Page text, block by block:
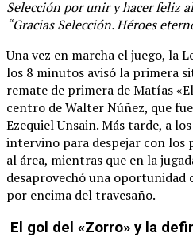
Selección por unir y hacer feliz
“Gracias Selección. Héroes
Una vez en marcha el juego, la
los 8 minutos avisó la primera
remate de primera de Matías
centro de Walter Núñez, que
Ezequiel Unsain. Más tarde, a
intervino para despejar con los
al área, mientras que en la
desaprovechó una oportunidad
por encima del travesaño.
El gol del «Zorro» y la